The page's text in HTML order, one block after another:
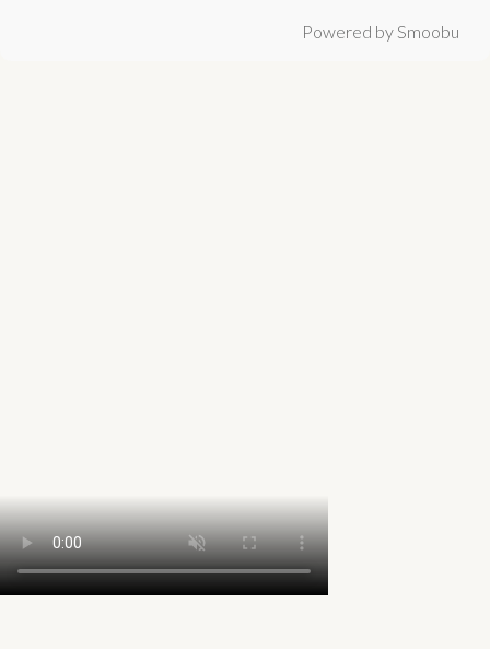
Powered by Smoobu